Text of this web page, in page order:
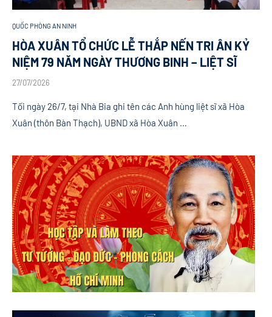
QUỐC PHÒNG AN NINH
HÒA XUÂN TỔ CHỨC LỄ THẮP NẾN TRI ÂN KỶ
NIỆM 79 NĂM NGÀY THƯƠNG BINH – LIỆT SĨ
27/07/2026
Tối ngày 26/7, tại Nhà Bia ghi tên các Anh hùng liệt sĩ xã Hòa
Xuân (thôn Bàn Thạch), UBND xã Hòa Xuân …